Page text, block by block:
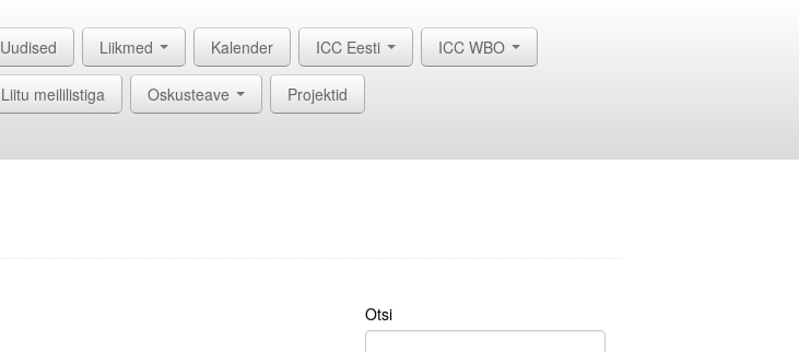
Uudised Liikmed Kalender ICC Eesti ICC WBO
Liitu meililistiga Oskusteave Projektid
Otsi